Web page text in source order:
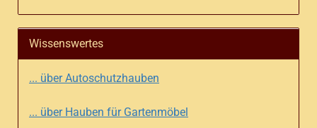
Wissenswertes
... über Autoschutzhauben
... über Hauben für Gartenmöbel